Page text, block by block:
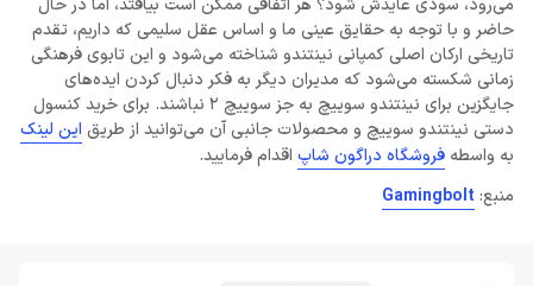
می‌رود، سودی عایدش شود؟ هر اتفاقی ممکن است بیافتد، اما در حال
حاضر و با توجه به حقایق عینی ما و اساس عقل سلیمی که داریم، تقدم
تاریخی ارکان اصلی کمپانی نینتندو شناخته می‌شود و این تابوی فرهنگی
زمانی شکسته می‌شود که مدیران دیگر به فکر دنبال کردن ایده‌های
جایگزین برای نینتندو سوییچ به جز سوییچ 2 نباشند. برای خرید کنسول
دستی نینتندو سوییچ و محصولات جانبی آن می‌توانید از طریق این لینک
به واسطه فروشگاه دراگون شاپ اقدام فرمایید.
منبع: Gamingbolt